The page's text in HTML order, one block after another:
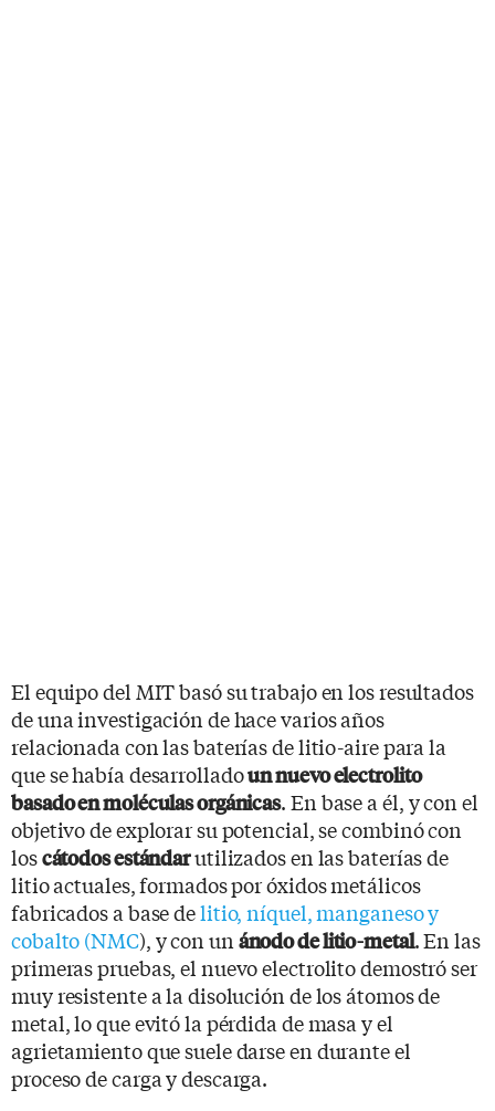
El equipo del MIT basó su trabajo en los resultados
de una investigación de hace varios años
relacionada con las baterías de litio-aire para la
que se había desarrolladoun nuevo electrolito
basado en moléculas orgánicas. En base a él, y con el
objetivo de explorar su potencial, se combinó con
loscátodos estándarutilizados en las baterías de
litio actuales, formados por óxidos metálicos
fabricados a base delitio, níquel, manganeso y
cobalto (NMC), y con un ánodo de litio-metal. En las
primeras pruebas, el nuevo electrolito demostró ser
muy resistente a la disolución de los átomos de
metal, lo que evitó la pérdida de masa y el
agrietamiento que suele darse en durante el
proceso de carga y descarga.